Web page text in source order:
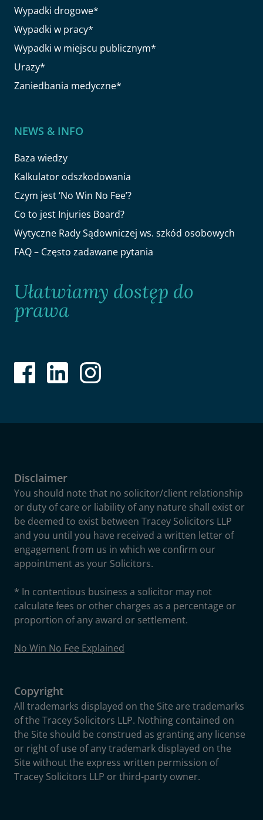
Wypadki drogowe*
Wypadki w pracy*
Wypadki w miejscu publicznym*
Urazy*
Zaniedbania medyczne*
NEWS & INFO
Baza wiedzy
Kalkulator odszkodowania
Czym jest ‘No Win No Fee’?
Co to jest Injuries Board?
Wytyczne Rady Sądowniczej ws. szkód osobowych
FAQ – Często zadawane pytania
Ułatwiamy dostęp do
prawa
Disclaimer
You should note that no solicitor/client relationship
or duty of care or liability of any nature shall exist or
be deemed to exist between Tracey Solicitors LLP
and you until you have received a written letter of
engagement from us in which we confirm our
appointment as your Solicitors.
* In contentious business a solicitor may not
calculate fees or other charges as a percentage or
proportion of any award or settlement.
No Win No Fee Explained
Copyright
All trademarks displayed on the Site are trademarks
of the Tracey Solicitors LLP. Nothing contained on
the Site should be construed as granting any license
or right of use of any trademark displayed on the
Site without the express written permission of
Tracey Solicitors LLP or third-party owner.